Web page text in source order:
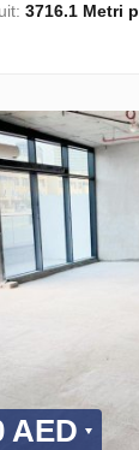
3716.1 Metri
AED